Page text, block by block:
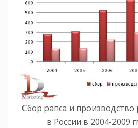
Сбор рапса и
в России в 2004-2009